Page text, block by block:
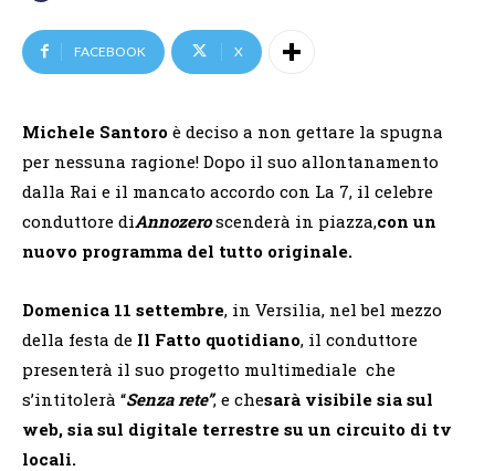
FACEBOOK X
Michele Santoro è deciso a non gettare la spugna
per nessuna ragione! Dopo il suo allontanamento
dalla Rai e il mancato accordo con La 7, il celebre
conduttore diAnnozeroscenderà in piazza,con un
nuovo programma del tutto originale.
Domenica 11 settembre, in Versilia, nel bel mezzo
della festa de Il Fatto quotidiano, il conduttore
presenterà il suo progetto multimediale che
s’intitolerà “Senza rete”, e chesarà visibile sia sul
web, sia sul digitale terrestre su un circuito di tv
locali.